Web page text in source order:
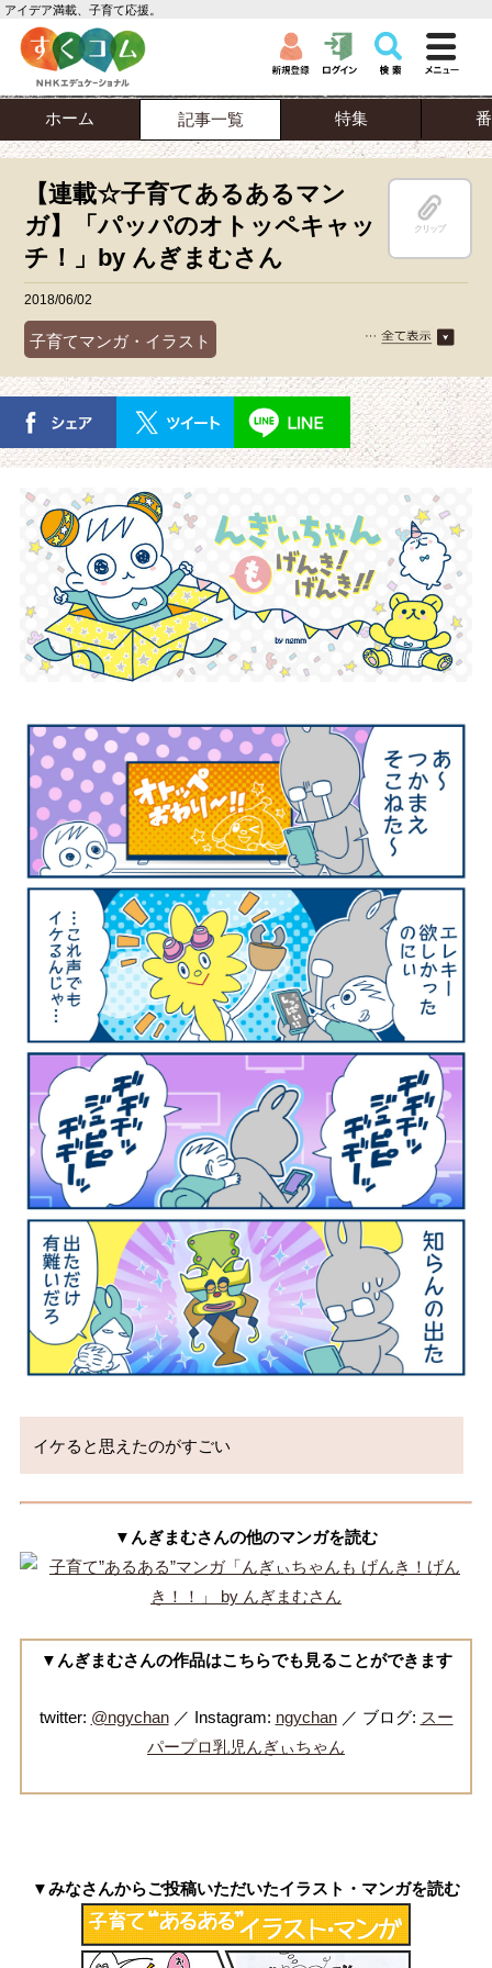
アイデア満載、子育て応援。
ホーム 記事一覧 特集
【連載☆子育てあるあるマン
ガ】「パッパのオトッペキャッ
チ！」by んぎまむさん
クリップ
2018/06/02
子育てマンガ・イラスト
▼んぎまむさんの他のマンガを読む
▼んぎまむさんの作品はこちらでも見ることができます
twitter: @ngychan／ Instagram: ngychan／ ブログ: スー
パープロ乳児んぎぃちゃん
▼みなさんからご投稿いただいたイラスト・マンガを読む